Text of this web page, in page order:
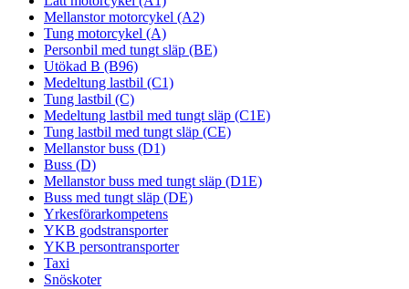
Mellanstor motorcykel (A2)
Tung motorcykel (A)
Personbil med tungt släp (BE)
Utökad B (B96)
Medeltung lastbil (C1)
Tung lastbil (C)
Medeltung lastbil med tungt släp (C1E)
Tung lastbil med tungt släp (CE)
Mellanstor buss (D1)
Buss (D)
Mellanstor buss med tungt släp (D1E)
Buss med tungt släp (DE)
Yrkesförarkompetens
YKB godstransporter
YKB persontransporter
Taxi
Snöskoter